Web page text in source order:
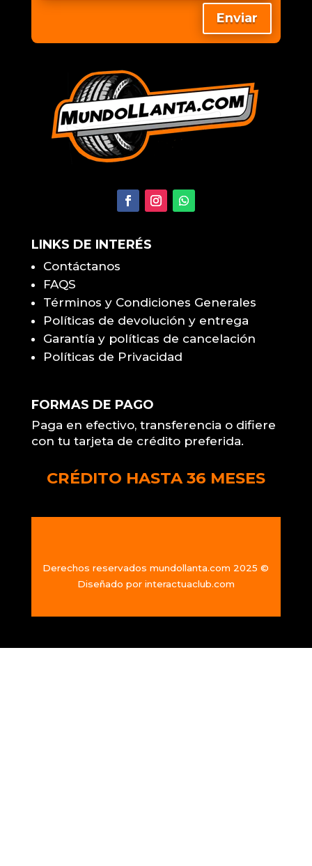
Enviar
LINKS DE INTERÉS
Contáctanos
FAQS
Términos y Condiciones Generales
Políticas de devolución y entrega
Garantía y políticas de cancelación
Políticas de Privacidad
FORMAS DE PAGO
Paga en efectivo, transferencia o difiere
con tu tarjeta de crédito preferida.
CRÉDITO HASTA 36 MESES
Derechos reservados mundollanta.com 2025 ©
Diseñado por interactuaclub.com